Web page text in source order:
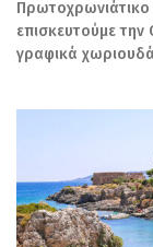
στην
μεγάλη
πολλά
όπου
Πρωτοχρωνιάτικο
επισκευτούμε
γραφικά